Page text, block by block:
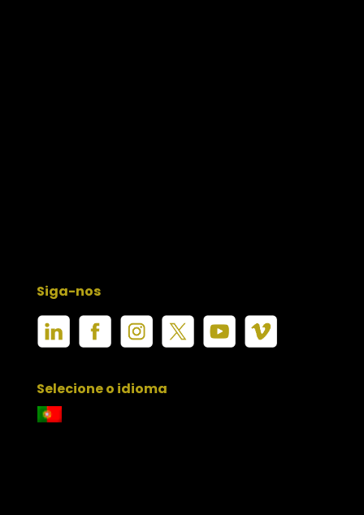
Siga-nos
Selecione o idioma